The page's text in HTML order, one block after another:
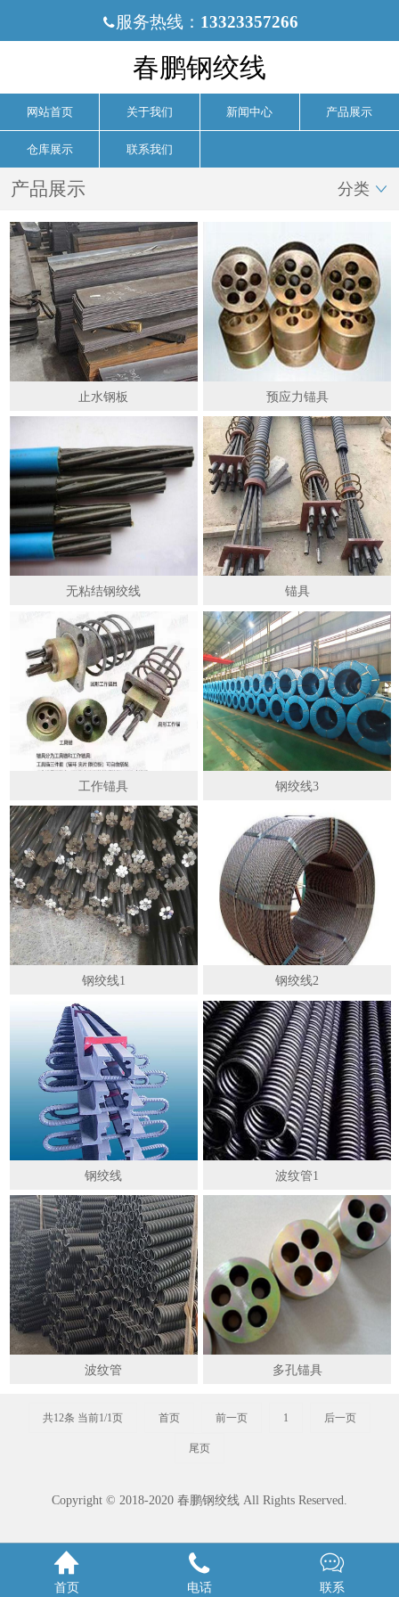
服务热线： 13323357266
春鹏钢绞线
网站首页 关于我们 新闻中心 产品展示
仓库展示 联系我们
产品展示 分类 
止水钢板 预应力锚具
无粘结钢绞线 锚具
工作锚具 钢绞线3
钢绞线1 钢绞线2
钢绞线 波纹管1
波纹管 多孔锚具
共12条 当前1/1页 首页 前一页 1 后一页
尾页
Copyright © 2018-2020 春鹏钢绞线 All Rights Reserved.

首页

电话

联系